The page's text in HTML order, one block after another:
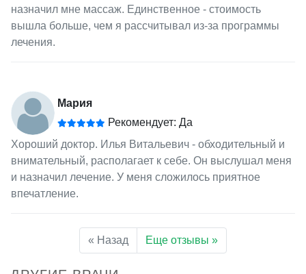
назначил мне массаж. Единственное - стоимость
вышла больше, чем я рассчитывал из-за программы
лечения.
Мария
Рекомендует: Да
Хороший доктор. Илья Витальевич - обходительный и
внимательный, располагает к себе. Он выслушал меня
и назначил лечение. У меня сложилось приятное
впечатление.
« Назад Еще отзывы »